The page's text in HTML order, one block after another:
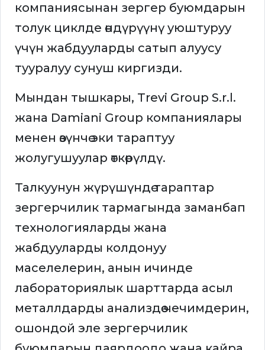
компаниясынан зергер буюмдарын
толук циклде өндүрүүнү уюштуруу
үчүн жабдууларды сатып алуусу
тууралуу сунуш киргизди.
Мындан тышкары, Trevi Group S.r.l.
жана Damiani Group компаниялары
менен өзүнчө эки тараптуу
жолугушуулар өткөрүлдү.
Талкуунун жүрүшүндө тараптар
зергерчилик тармагында заманбап
технологияларды жана
жабдууларды колдонуу
маселелерин, анын ичинде
лабораториялык шарттарда асыл
металлдарды анализдөө чечимдерин,
ошондой эле зергерчилик